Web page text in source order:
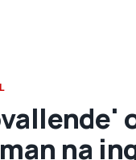
na